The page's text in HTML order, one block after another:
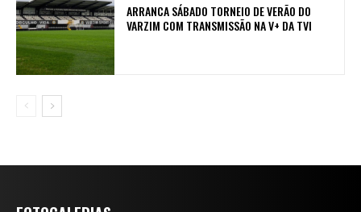
ARRANCA SÁBADO TORNEIO DE VERÃO DO
VARZIM COM TRANSMISSÃO NA V+ DA TVI